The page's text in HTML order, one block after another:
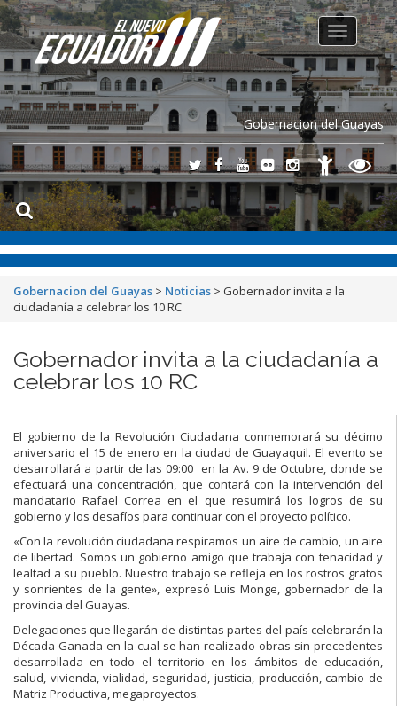
Gobernacion del Guayas
Toggle
navigation
Gobernacion del Guayas > Noticias > Gobernador invita a la
ciudadanía a celebrar los 10 RC
Gobernador invita a la ciudadanía a
celebrar los 10 RC
El gobierno de la Revolución Ciudadana conmemorará su décimo
aniversario el 15 de enero en la ciudad de Guayaquil. El evento se
desarrollará a partir de las 09:00 en la Av. 9 de Octubre, donde se
efectuará una concentración, que contará con la intervención del
mandatario Rafael Correa en el que resumirá los logros de su
gobierno y los desafíos para continuar con el proyecto político.
«Con la revolución ciudadana respiramos un aire de cambio, un aire
de libertad. Somos un gobierno amigo que trabaja con tenacidad y
lealtad a su pueblo. Nuestro trabajo se refleja en los rostros gratos
y sonrientes de la gente», expresó Luis Monge, gobernador de la
provincia del Guayas.
Delegaciones que llegarán de distintas partes del país celebrarán la
Década Ganada en la cual se han realizado obras sin precedentes
desarrollada en todo el territorio en los ámbitos de educación,
salud, vivienda, vialidad, seguridad, justicia, producción, cambio de
Matriz Productiva, megaproyectos.